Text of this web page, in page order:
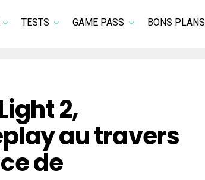
TESTS GAME PASS BONS PLANS
2,
au travers
de